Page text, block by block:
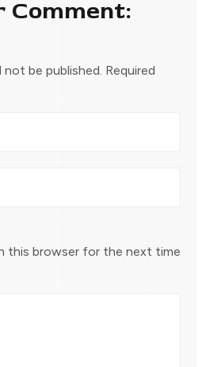
Comment:
not be published. Required
this browser for the next time